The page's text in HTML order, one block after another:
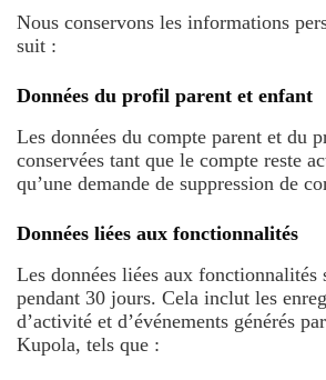
Nous conservons les informations
suit :
Données du profil parent et enfant
Les données du compte parent et du
conservées tant que le compte reste
qu’une demande de suppression de
Données liées aux fonctionnalités
Les données liées aux fonctionnalités
pendant 30 jours. Cela inclut les
d’activité et d’événements générés
Kupola, tels que :